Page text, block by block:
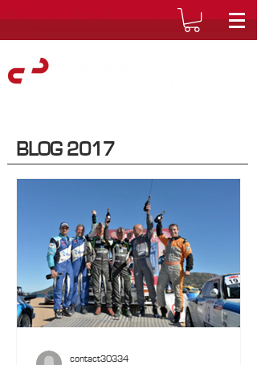
BLOG 2017
contact30334